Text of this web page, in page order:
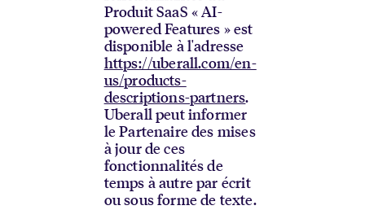
Produit SaaS « AI-
powered Features » est
disponible à l'adresse
https://uberall.com/en-
us/products-
descriptions-partners.
Uberall peut informer
le Partenaire des mises
à jour de ces
fonctionnalités de
temps à autre par écrit
ou sous forme de texte.